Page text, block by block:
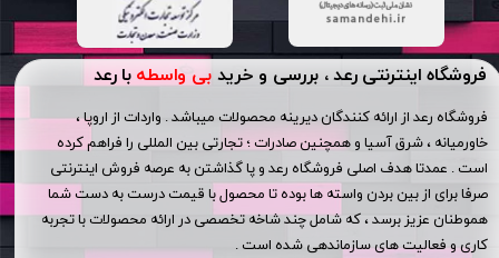
فروشگاه اینترنتی رعد ، بررسی و خرید بی واسطه با رعد
فروشگاه رعد از ارائه کنندگان دیرینه محصولات میباشد . واردات از اروپا ،
خاورمیانه ، شرق آسیا و همچنین صادرات ؛ تجارتی بین المللی را فراهم کرده
است . عمدتا هدف اصلی فروشگاه رعد و پا گذاشتن به عرصه فروش اینترنتی
صرفا برای از بین بردن واسته ها بوده تا محصول با قیمت درست به دست شما
هموطنان عزیز برسد ، که شامل چند شاخه تخصصی در ارائه محصولات با تجربه
کاری و فعالیت های سازماندهی شده است .